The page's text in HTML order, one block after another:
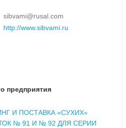
sibvami@rusal.com
http://www.sibvami.ru
предприятия
И ПОСТАВКА «СУХИХ»
№ 91 И № 92 ДЛЯ СЕРИИ